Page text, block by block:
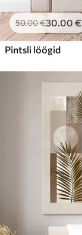
50.00€30.00 €
Pintsli löögid